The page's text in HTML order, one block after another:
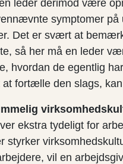
leder derimod være
symptomer
Det er svært at
så her må en leder
hvordan de egentlig
at fortælle den slags,
ekstra tydeligt for
styrker
vil en